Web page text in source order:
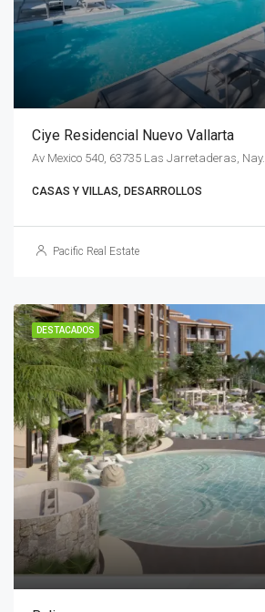
Ciye Residencial Nuevo Vallarta
Av Mexico 540, 63735 Las Jarretaderas,
CASAS Y VILLAS, DESARROLLOS
Pacific Real Estate
DESTACADOS